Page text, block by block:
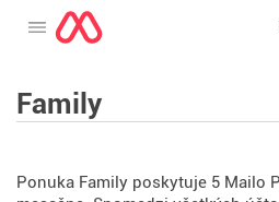
Otvorte menu
Family
Ponuka Family poskytuje 5 Mailo